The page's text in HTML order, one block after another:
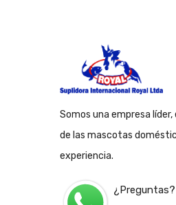
Somos una empresa
de las mascotas
experiencia.